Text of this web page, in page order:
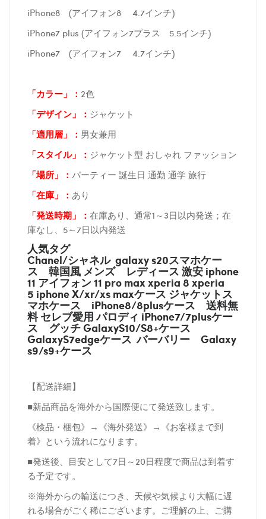
iPhone8 (アイフォン8 4.7インチ)
iPhone7 plus (アイフォン7プラス 5.5インチ)
iPhone7 (アイフォン7 4.7インチ)
「カラー」： 2色
「デザイン」
： ジャケット
「適用層」： 男女兼用
「スタイル」： ジャケット型 おしゃれ ファッション
「場所 」： パーティー 誕生日 通勤 通学 旅行
「在庫 」： あり
「発送時期 」： 在庫あり、通常1～3日以内発送；在
庫なし、5～7日以内発送
人気タグ
Chanel/シャネル galaxy s20スマホケー
ス 韓国風 メンズ レディース 激安 iphone
11 アイフォン 11 pro max xperia 8 xperia
5 iphone X/xr/xs maxケース ジャケットス
マホケース iPhone8/8plusケース 送料無
料 セレブ愛用 パロディ iPhone7/7plusケー
ス グッチGalaxyS10/S8+ケース
GalaxyS7edgeケース バーバリー Galaxy
s9/s9+ケース
【配送詳細】
■新品商品を海外から国際便にて発送致します。
《検品・梱包》→《海外発送》→《お客様まで到
着》という流れになります。
■発送後、目安として7日～20日程度で商品は到着す
る予定です。
※海外からの輸送につき、天候や気候より大幅に遅
れる場合がごく稀にございます。ご理解の上、ご購